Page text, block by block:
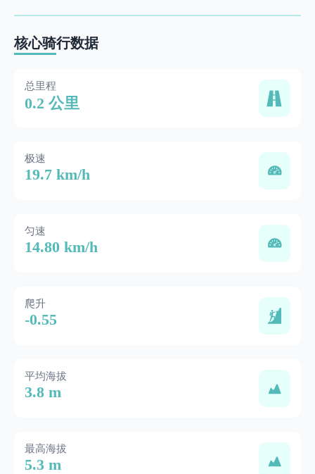
核心骑行数据
总里程
0.2 公里
极速
19.7 km/h
匀速
14.80 km/h
爬升
-0.55
平均海拔
3.8 m
最高海拔
5.3 m